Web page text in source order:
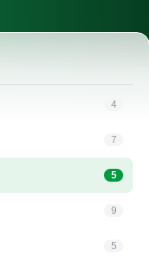
4
7
5
9
5